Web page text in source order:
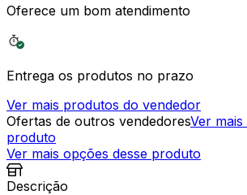
Oferece um bom atendimento
Entrega os produtos no prazo
Ver mais produtos do vendedor
Ofertas de outros vendedoresVer
produto
Ver mais opções desse produto
Descrição